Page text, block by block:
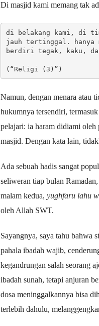
Di masjid kami memang tak
di belakang kami, di
jauh tertinggal. hanya
berdiri tegak, kaku, dan
(“Religi (3)”)
Namun, dengan menara atau
hukumnya tersendiri,
pelajari: ia haram didiami oleh
masjid. Dengan kata lain,
Ada sebuah hadis sangat
seliweran tiap bulan
malam kedua, yughfaru lahu
oleh Allah SWT.
Sayangnya, saya tahu bahwa
pahala ibadah wajib,
kegandrungan salah seorang
ibadah sunah, tetapi anjuran
dosa meninggalkannya bisa
terlebih dahulu,